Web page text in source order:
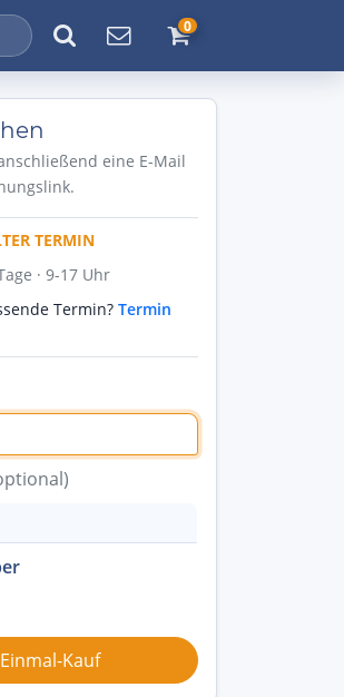
0
eine E-Mail
TERMIN
· 9-17 Uhr
Termin? Termin